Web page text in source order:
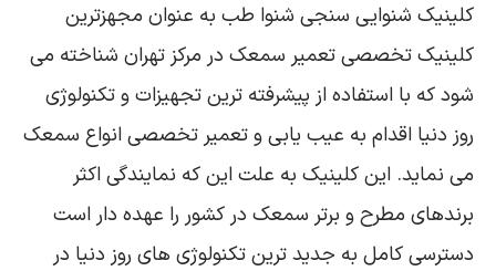
کلینیک شنوایی سنجی شنوا طب به عنوان مجهزترین
کلینیک تخصصی تعمیر سمعک در مرکز تهران شناخته می
شود که با استفاده از پیشرفته ترین تجهیزات و تکنولوژی
روز دنیا اقدام به عیب یابی و تعمیر تخصصی انواع سمعک
می نماید. این کلینیک به علت این که نمایندگی اکثر
برندهای مطرح و برتر سمعک در کشور را عهده دار است
دسترسی کامل به جدید ترین تکنولوژی های روز دنیا در